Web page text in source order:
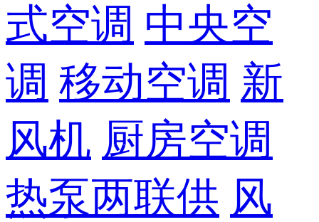
式空调 中央空
调 移动空调 新
风机 厨房空调
热泵两联供 风